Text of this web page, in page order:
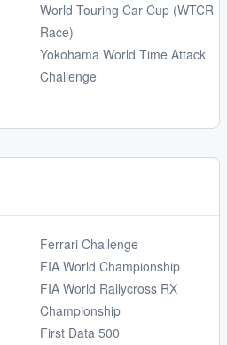
World Touring Car Cup (WTCR
Race)
Yokohama World Time Attack
Challenge
Ferrari Challenge
FIA World Championship
FIA World Rallycross RX
Championship
First Data 500